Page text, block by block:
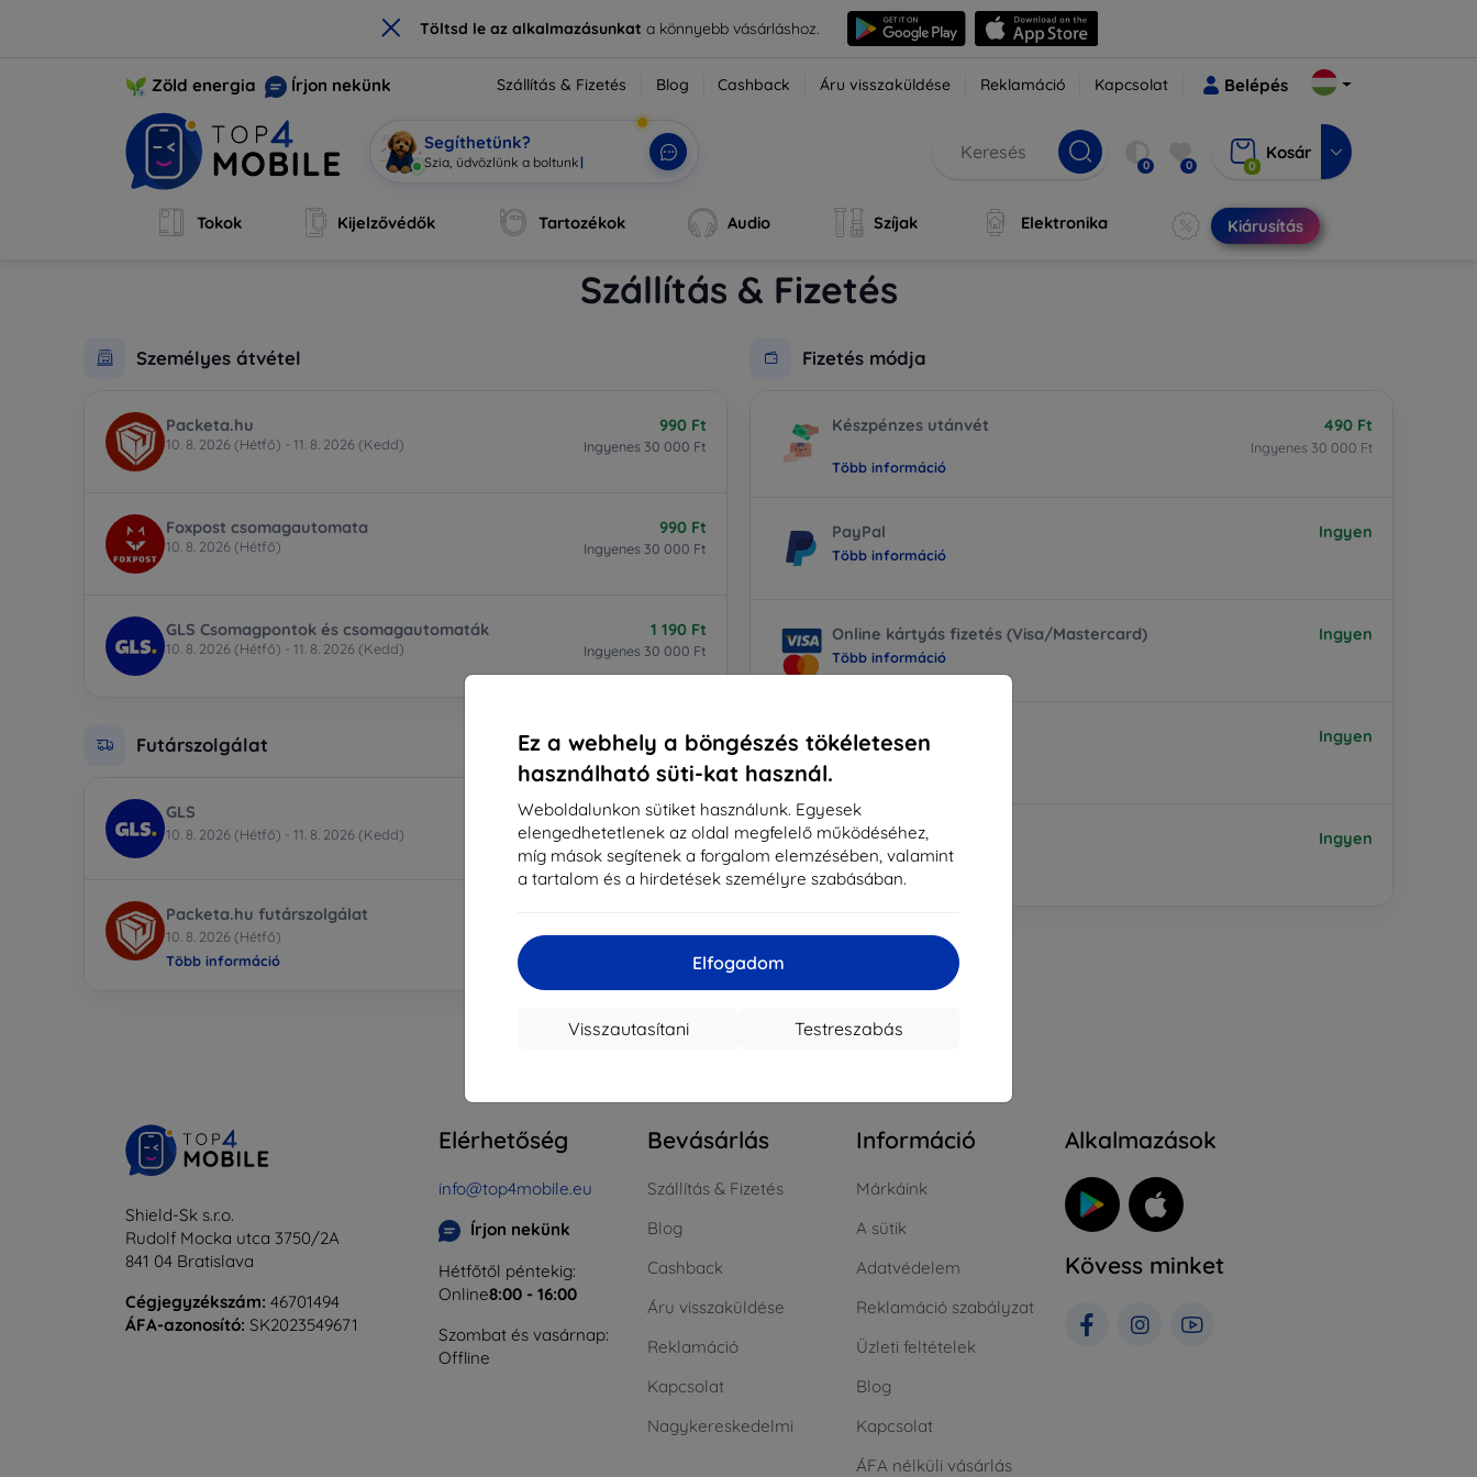
× Töltsd le az alkalmazásunkata könnyebb vásárláshoz.
Ez a webhely a böngészés tökéletesen
használható süti-kat használ.
Weboldalunkon sütiket használunk. Egyesek
elengedhetetlenek az oldal megfelelő működéséhez,
míg mások segítenek a forgalom elemzésében, valamint
a tartalom és a hirdetések személyre szabásában.
Elfogadom
Testreszabás
Visszautasítani
Zöld energia Írjon nekünk Szállítás & Fizetés Blog Cashback Áru visszaküldése Reklamáció Kapcsolat Belépés
Segíthetünk?
| 0 0 0
Kosár
Tokok Kijelzővédők Tartozékok Audio Szíjak Elektronika Kiárusítás
Szállítás & Fizetés
Személyes átvétel
Packeta.hu
10. 8. 2026 (Hétfő) - 11. 8. 2026 (Kedd)
990 Ft
Ingyenes 30 000 Ft
Foxpost csomagautomata
10. 8. 2026 (Hétfő)
990 Ft
Ingyenes 30 000 Ft
GLS Csomagpontok és csomagautomaták
10. 8. 2026 (Hétfő) - 11. 8. 2026 (Kedd)
1 190 Ft
Ingyenes 30 000 Ft
Futárszolgálat
GLS 1 390 Ft
10. 8. 2026 (Hétfő) - 11. 8. 2026 (Kedd) Ingyenes 30 000 Ft
Packeta.hu futárszolgálat
10. 8. 2026 (Hétfő)
Ingyenes 30 000 Ft
Több információ
Fizetés módja
Készpénzes utánvét 490 Ft
Ingyenes 30 000 Ft
Több információ
PayPal Ingyen
Több információ
Online kártyás fizetés (Visa/Mastercard) Ingyen
Több információ
Google Pay Ingyen
Apple Pay Ingyen
Több információ
Shield-Sk s.r.o.
Rudolf Mocka utca 3750/2A
841 04 Bratislava
Cégjegyzékszám: 46701494
ÁFA-azonosító: SK2023549671
Elérhetőség
info@top4mobile.eu
Írjon nekünk
Hétfőtől péntekig:
Online8:00 - 16:00
Szombat és vasárnap:
Offline
Bevásárlás
Szállítás & Fizetés
Blog
Cashback
Áru visszaküldése
Reklamáció
Kapcsolat
Nagykereskedelmi
Információ
Márkáink
A sütik
Adatvédelem
Reklamáció szabályzat
Üzleti feltételek
Blog
Kapcsolat
ÁFA nélküli vásárlás
Alkalmazások
Kövess minket